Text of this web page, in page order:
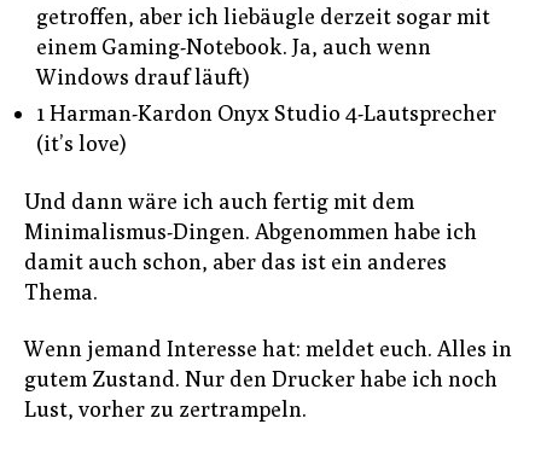
getroffen, aber ich liebäugle derzeit sogar mit
einem Gaming-Notebook. Ja, auch wenn
Windows drauf läuft)
1 Harman-Kardon Onyx Studio 4-Lautsprecher
(it’s love)
Und dann wäre ich auch fertig mit dem
Minimalismus-Dingen. Abgenommen habe ich
damit auch schon, aber das ist ein anderes
Thema.
Wenn jemand Interesse hat: meldet euch. Alles in
gutem Zustand. Nur den Drucker habe ich noch
Lust, vorher zu zertrampeln.